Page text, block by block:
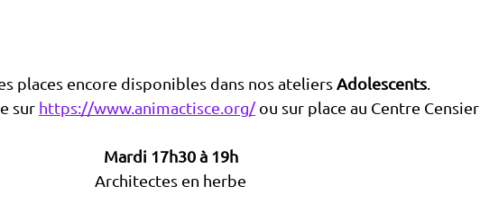
places encore disponibles dans nos ateliers Adolescents.
sur https://www.animactisce.org/ ou sur place au Centre Censier
Mardi 17h30 à 19h
Architectes en herbe